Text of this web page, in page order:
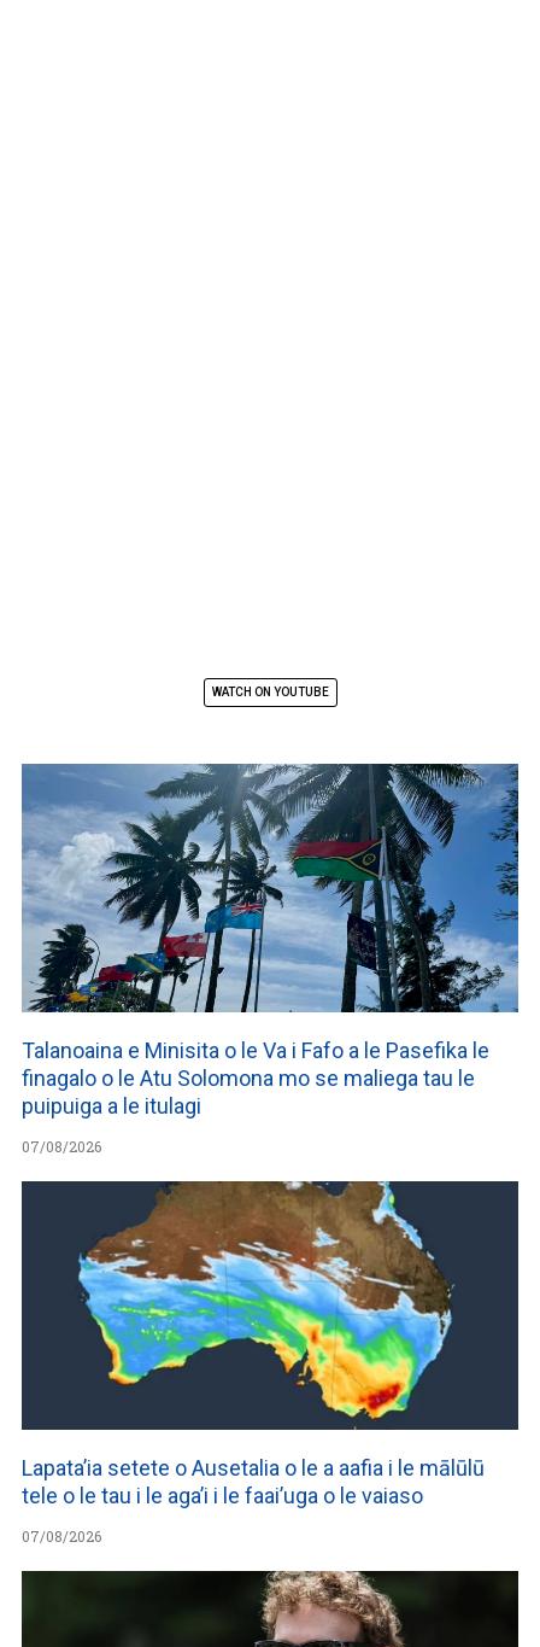
WATCH ON YOUTUBE
Talanoaina e Minisita o le Va i Fafo a le Pasefika le
finagalo o le Atu Solomona mo se maliega tau le
puipuiga a le itulagi
07/08/2026
Lapata’ia setete o Ausetalia o le a aafia i le mālūlū
tele o le tau i le aga’i i le faai’uga o le vaiaso
07/08/2026